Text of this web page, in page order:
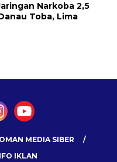
Narkoba 2,5
Toba, Lima
MEDIA SIBER
IKLAN